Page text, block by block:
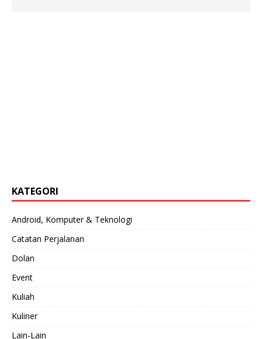
KATEGORI
Android, Komputer & Teknologi
Catatan Perjalanan
Dolan
Event
Kuliah
Kuliner
Lain-Lain